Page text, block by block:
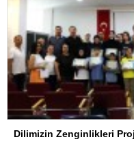
Dilimizin Zenginlikleri